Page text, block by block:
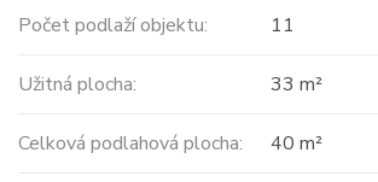
Počet podlaží objektu: 11
Užitná plocha: 33 m²
Celková podlahová plocha: 40 m²